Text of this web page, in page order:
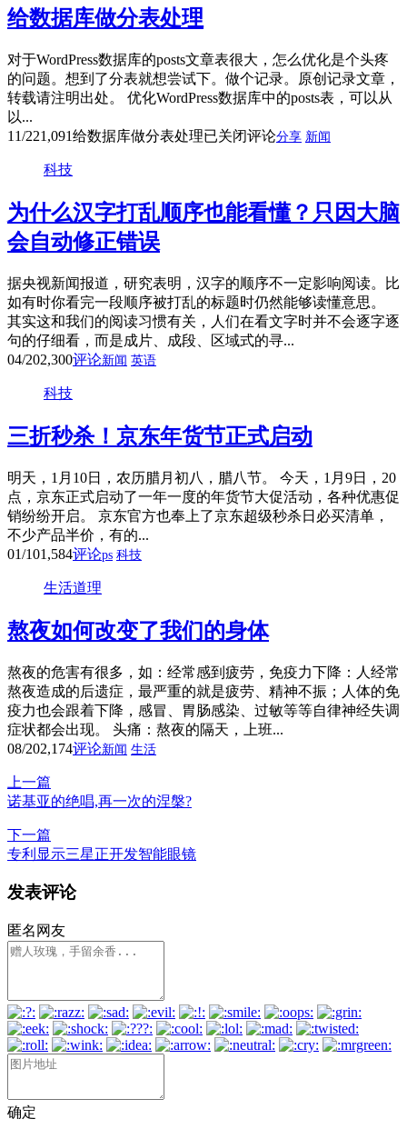
给数据库做分表处理
对于WordPress数据库的posts文章表很大，怎么优化是个头疼
的问题。想到了分表就想尝试下。做个记录。原创记录文章，
转载请注明出处。 优化WordPress数据库中的posts表，可以从
以...
11/221,091给数据库做分表处理已关闭评论分享 新闻
科技
为什么汉字打乱顺序也能看懂？只因大脑
会自动修正错误
据央视新闻报道，研究表明，汉字的顺序不一定影响阅读。比
如有时你看完一段顺序被打乱的标题时仍然能够读懂意思。
其实这和我们的阅读习惯有关，人们在看文字时并不会逐字逐
句的仔细看，而是成片、成段、区域式的寻...
04/202,300评论新闻 英语
科技
三折秒杀！京东年货节正式启动
明天，1月10日，农历腊月初八，腊八节。 今天，1月9日，20
点，京东正式启动了一年一度的年货节大促活动，各种优惠促
销纷纷开启。 京东官方也奉上了京东超级秒杀日必买清单，
不少产品半价，有的...
01/101,584评论ps 科技
生活道理
熬夜如何改变了我们的身体
熬夜的危害有很多，如：经常感到疲劳，免疫力下降：人经常
熬夜造成的后遗症，最严重的就是疲劳、精神不振；人体的免
疫力也会跟着下降，感冒、胃肠感染、过敏等等自律神经失调
症状都会出现。 头痛：熬夜的隔天，上班...
08/202,174评论新闻 生活
上一篇
诺基亚的绝唱,再一次的涅槃?
下一篇
专利显示三星正开发智能眼镜
发表评论
匿名网友
确定